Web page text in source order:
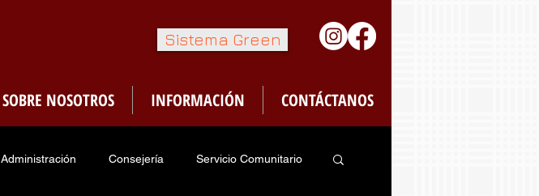
Sistema Green
SOBRE NOSOTROS INFORMACIÓN CONTÁCTANOS
Administración Consejería Servicio Comunitario